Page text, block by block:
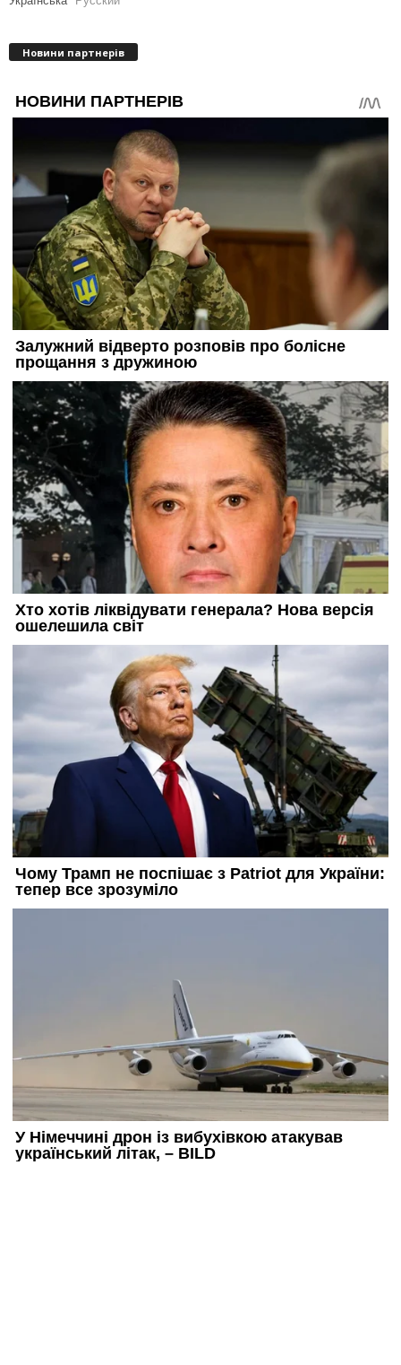
Новини партнерів